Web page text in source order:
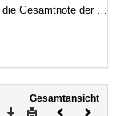
nach § 14 Abs. 4
Gesamtansicht
Download
DruckenVorheriges